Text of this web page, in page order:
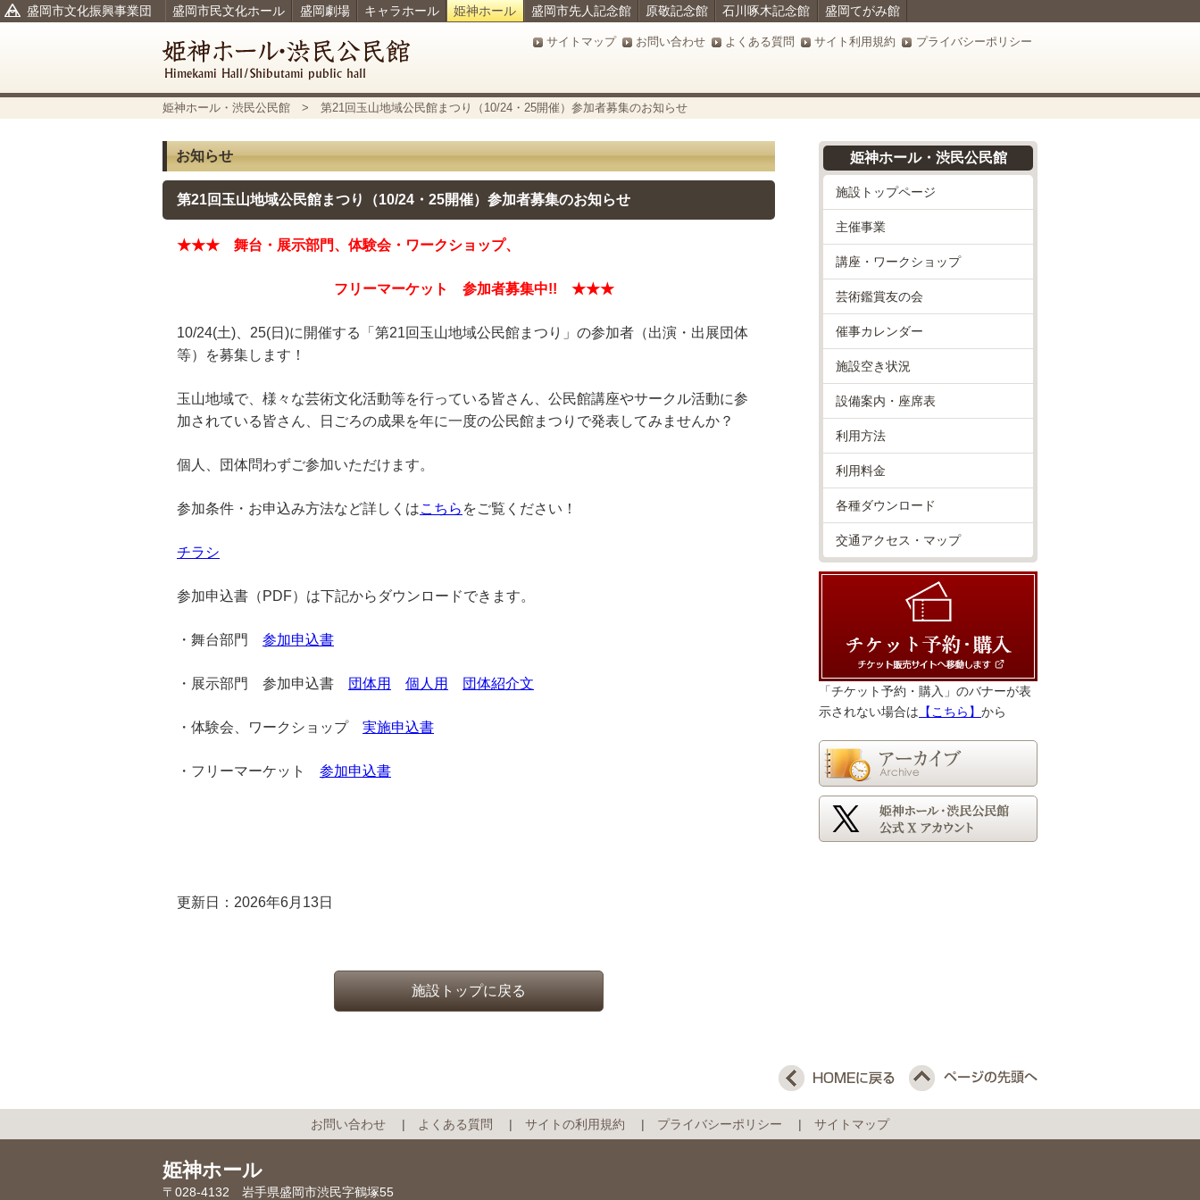
盛岡市文化振興事業団 盛岡市民文化ホール 盛岡劇場 キャラホール 姫神ホール 盛岡市先人記念館 原敬記念館 石川啄木記念館 盛岡てがみ館
プライバシーポリシー
サイト利用規約
よくある質問
お問い合わせ
サイトマップ
姫神ホール・渋民公民館 > 第21回玉山地域公民館まつり（10/24・25開催）参加者募集のお知らせ
お知らせ
第21回玉山地域公民館まつり（10/24・25開催）参加者募集のお知らせ
★★★ 舞台・展示部門、体験会・ワークショップ、
フリーマーケット 参加者募集中!! ★★★
10/24(土)、25(日)に開催する「第21回玉山地域公民館まつり」の参加者（出演・出展団体
等）を募集します！
玉山地域で、様々な芸術文化活動等を行っている皆さん、公民館講座やサークル活動に参
加されている皆さん、日ごろの成果を年に一度の公民館まつりで発表してみませんか？
個人、団体問わずご参加いただけます。
参加条件・お申込み方法など詳しくはこちら をご覧ください！
チラシ
参加申込書（PDF）は下記からダウンロードできます。
・舞台部門 参加申込書
・展示部門 参加申込書 団体用 個人用 団体紹介文
・体験会、ワークショップ 実施申込書
・フリーマーケット 参加申込書
更新日：2026年6月13日
施設トップに戻る
姫神ホール・渋民公民館
施設トップページ
主催事業
講座・ワークショップ
芸術鑑賞友の会
催事カレンダー
施設空き状況
設備案内・座席表
利用方法
利用料金
各種ダウンロード
交通アクセス・マップ
「チケット予約・購入」のバナーが表
示されない場合は 【こちら】 から
お問い合わせ よくある質問 サイトの利用規約 プライバシーポリシー サイトマップ
姫神ホール
〒028-4132 岩手県盛岡市渋民字鶴塚55